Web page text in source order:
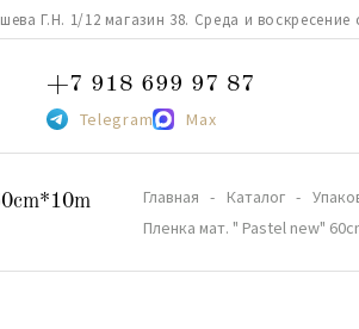
Г.Н. 1/12 магазин 38. Среда и воскресение
+7 918 699 97 87
Telegram Max
Главная Каталог
Пленка мат. " Pastel new"